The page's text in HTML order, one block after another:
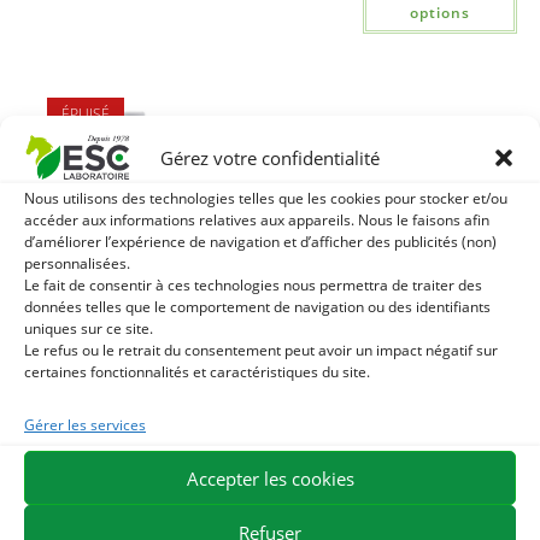
Gérez votre confidentialité
Nous utilisons des technologies telles que les cookies pour stocker et/ou
accéder aux informations relatives aux appareils. Nous le faisons afin
d’améliorer l’expérience de navigation et d’afficher des publicités (non)
personnalisées.
Le fait de consentir à ces technologies nous permettra de traiter des
données telles que le comportement de navigation ou des identifiants
uniques sur ce site.
Le refus ou le retrait du consentement peut avoir un impact négatif sur
certaines fonctionnalités et caractéristiques du site.
Gérer les services
Accepter les cookies
Refuser
options
ÉPUISÉ
TERRE MARINE –
Argile cheval
enrichie en
minéraux marins –
Prêt à l’emploi
50,90
Lire la suite